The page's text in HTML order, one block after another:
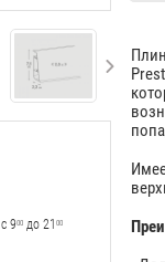
с 900до 21 00